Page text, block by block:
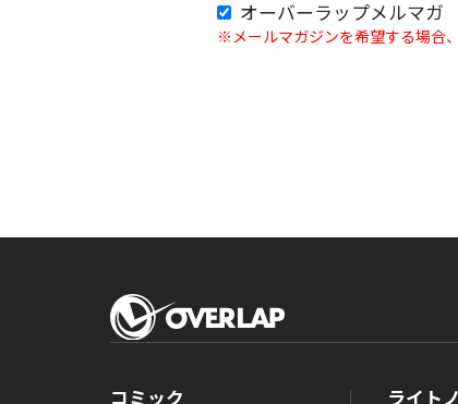
オーバーラップメルマガ
※メールマガジンを希望する場合
コミック ライト